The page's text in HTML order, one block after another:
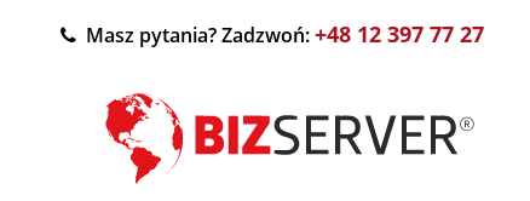
Masz pytania? Zadzwoń:+48 12 397 77 27